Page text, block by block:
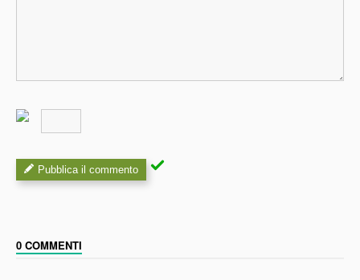
Pubblica il commento
0 COMMENTI